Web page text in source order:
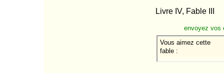
Livre IV, Fable III
envoyez vos